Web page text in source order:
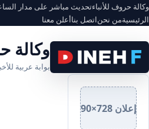
وكالة حروف للأنباءتحديث مباشر على مدار
الرئيسيةمن نحناتصل بناأعلن معنا
وكالة
بوابة عربية
إعلان 728×90